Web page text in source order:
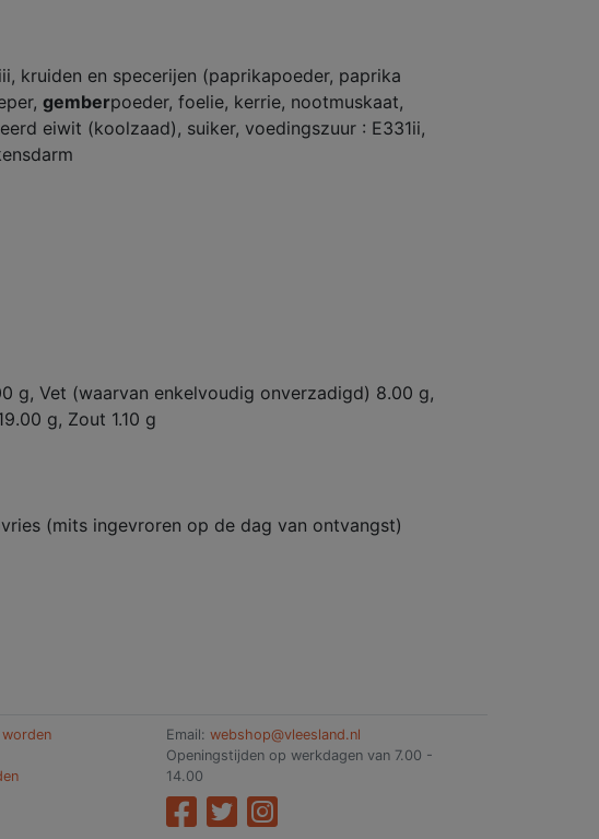
kruiden en specerijen (paprikapoeder, paprika
gemberpoeder, foelie, kerrie, nootmuskaat,
eiwit (koolzaad), suiker, voedingszuur : E331ii,
g, Vet (waarvan enkelvoudig onverzadigd) 8.00 g,
g, Zout 1.10 g
(mits ingevroren op de dag van ontvangst)
Email: webshop@vleesland.nl
Openingstijden op werkdagen van 7.00 -
14.00